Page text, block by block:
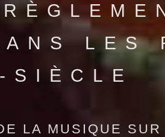
LES
SIÈCLE
LA MUSIQUE SUR